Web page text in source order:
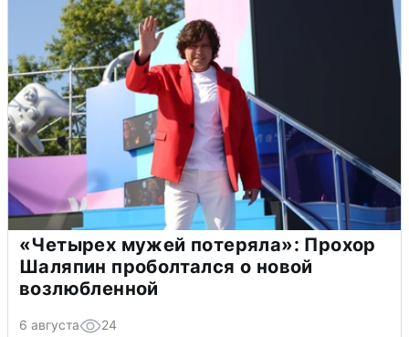
«Четырех мужей потеряла»: Прохор
Шаляпин проболтался о новой
возлюбленной
6 августа 24